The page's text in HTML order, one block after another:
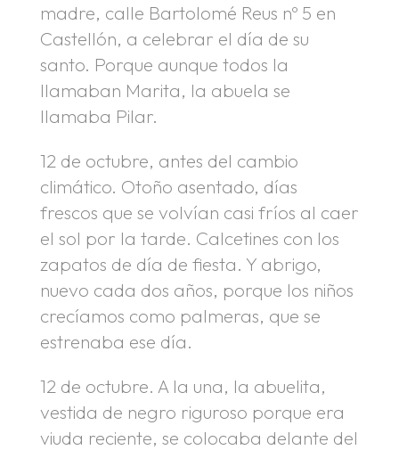
madre, calle Bartolomé Reus nº 5 en
Castellón, a celebrar el día de su
santo. Porque aunque todos la
llamaban Marita, la abuela se
llamaba Pilar.
12 de octubre, antes del cambio
climático. Otoño asentado, días
frescos que se volvían casi fríos al caer
el sol por la tarde. Calcetines con los
zapatos de día de fiesta. Y abrigo,
nuevo cada dos años, porque los niños
crecíamos como palmeras, que se
estrenaba ese día.
12 de octubre. A la una, la abuelita,
vestida de negro riguroso porque era
viuda reciente, se colocaba delante del